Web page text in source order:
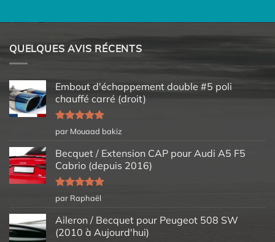
QUELQUES AVIS RÉCENTS
Embout d'échappement double #5 poli
chauffé carré (droit)
Note5sur
5
par Mouaad bakiz
Becquet / Extension CAP pour Audi A5 F5
Cabrio (depuis 2016)
Note5sur
5
par Raphaël
Aileron / Becquet pour Peugeot 508 SW
(2010 à Aujourd'hui)